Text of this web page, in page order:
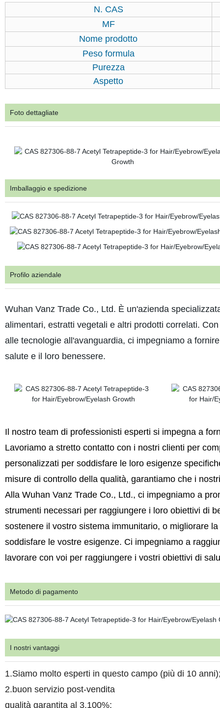
N. CAS
MF
Nome prodotto
Peso formula
Purezza
Aspetto
Foto dettagliate
Imballaggio e spedizione
Profilo aziendale
Wuhan Vanz Trade Co., Ltd. È un'azienda
alimentari, estratti vegetali e altri prodotti correlati.
alle tecnologie all'avanguardia, ci impegniamo a
salute e il loro benessere.
Il nostro team di professionisti esperti si impegna a
Lavoriamoa stretto contatto con i nostri clienti per
personalizzati per soddisfare le loro esigenze
misure di controllo della qualità, garantiamo che i
Alla Wuhan Vanz Trade Co., Ltd., ci impegniamo a
strumenti necessari per raggiungere i loro obiettivi di
sostenere il vostro sistema immunitario, o migliorare
soddisfare le vostre esigenze. Ci impegniamo a
lavorare con voi per raggiungere i vostri obiettivi di
Metodo di pagamento
I nostri vantaggi
1.Siamo molto esperti in questo campo (più di 10
2.buon servizio post-vendita
qualità garantita al 3.100%;